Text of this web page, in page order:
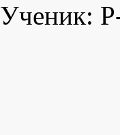
Ученик: